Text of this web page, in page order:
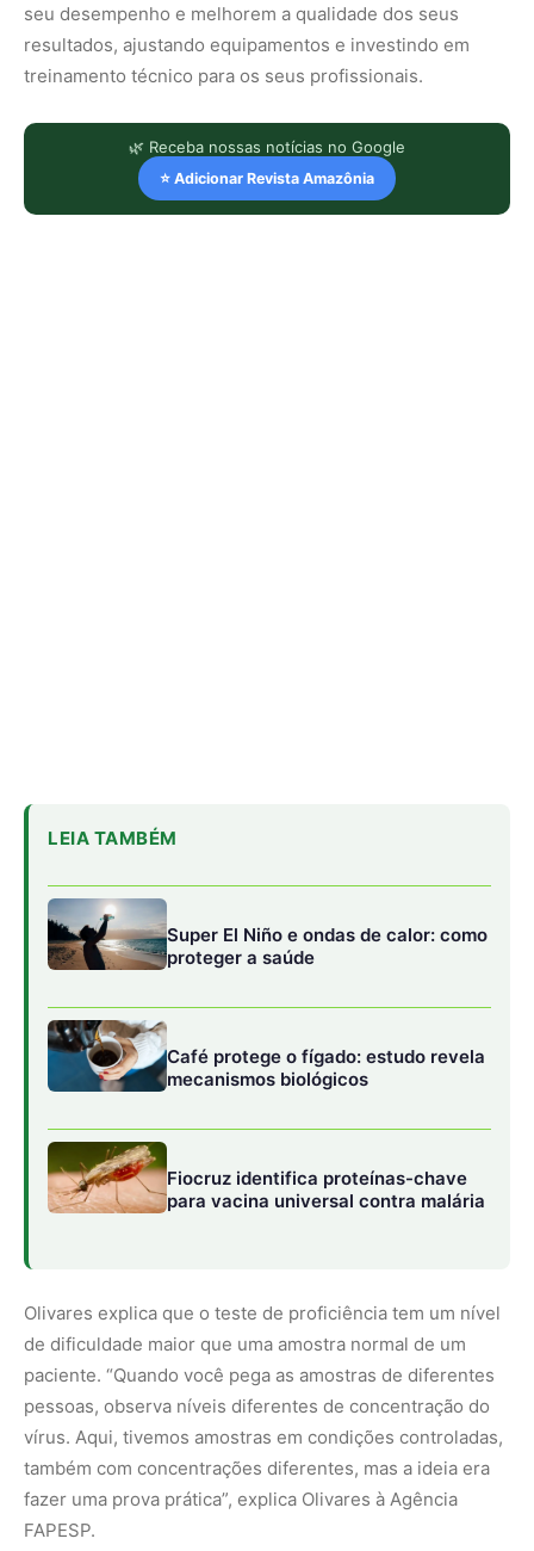
seu desempenho e melhorem a qualidade dos seus
resultados, ajustando equipamentos e investindo em
treinamento técnico para os seus profissionais.
🌿 Receba nossas notícias no Google
⭐ Adicionar Revista Amazônia
Olivares explica que o teste de proficiência tem um nível
de dificuldade maior que uma amostra normal de um
pessoas, observa níveis diferentes de concentração do
vírus. Aqui, tivemos amostras em condições controladas,
também com concentrações diferentes, mas a ideia era
FAPESP.
Agora, a expectativa é que as instituições que
participaram do ensaio de proficiência, além de outras
que possivelmente se interessarem, possam utilizar
gratuitamente a ferramenta. O procedimento já é adotado
regularmente em outros exames laboratoriais, conforme
regulamentação da Agência Nacional de Vigilância
Sanitária (Anvisa).